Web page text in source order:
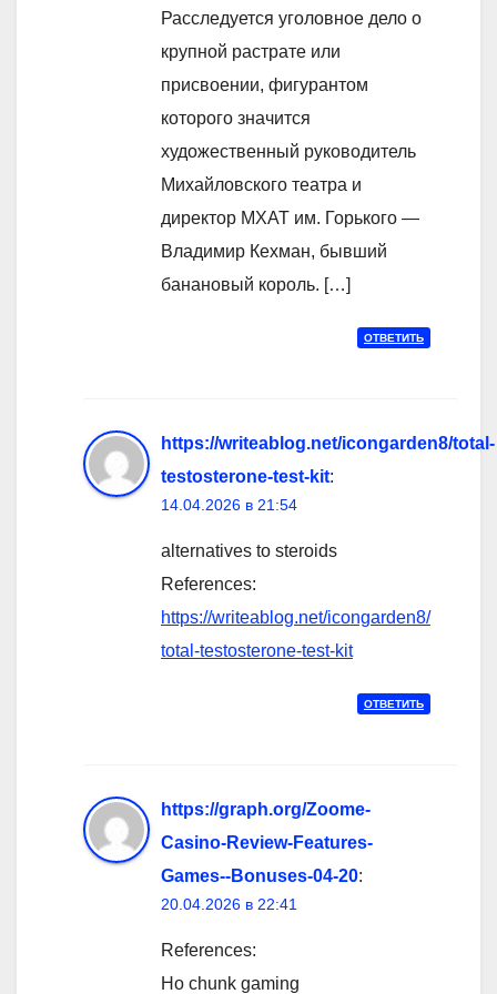
Расследуется уголовное дело о
крупной растрате или
присвоении, фигурантом
которого значится
художественный руководитель
Михайловского театра и
директор МХАТ им. Горького —
Владимир Кехман, бывший
банановый король. […]
ОТВЕТИТЬ
https://writeablog.net/icongarden8/total-
testosterone-test-kit:
14.04.2026 в 21:54
alternatives to steroids
References:
https://writeablog.net/icongarden8/
total-testosterone-test-kit
ОТВЕТИТЬ
https://graph.org/Zoome-
Casino-Review-Features-
Games--Bonuses-04-20:
20.04.2026 в 22:41
References:
Ho chunk gaming